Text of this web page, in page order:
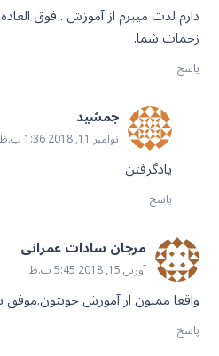
دارم لذت میبرم از آموزش . فوق
زحمات شما.
پاسخ
جمشید
نوامبر 11, 2018 1:36 ب.ظ
یادگرفتن
پاسخ
مرجان سادات عمرانی
آوریل 15, 2018 5:45 ب.ظ
واقعا ممنون از آموزش خوبتون.موفق
پاسخ